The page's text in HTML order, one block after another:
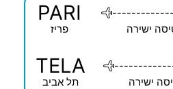
ישירה
PARI
פריז
ישירה
TELA
תל אביב